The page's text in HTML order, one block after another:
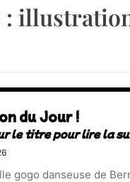
du Jour !
gogo danseuse de